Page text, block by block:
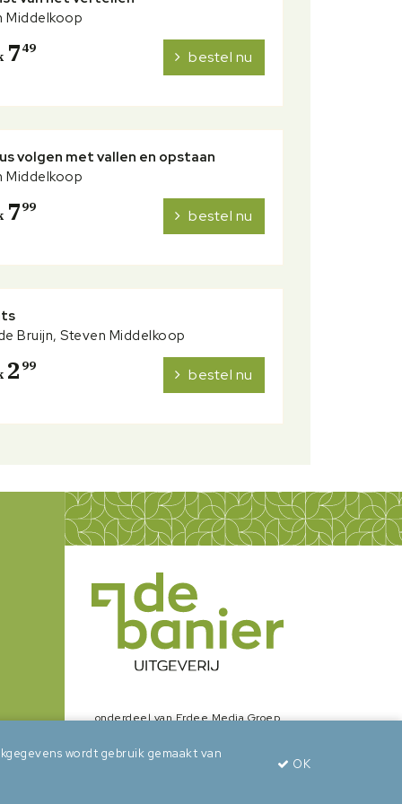
kerk
Middelkoop
749 bestel nu
volgen met vallen en opstaan
Middelkoop
799 bestel nu
Bruijn, Steven Middelkoop
2 99 bestel nu
onderdeel van Erdee Media Groep
wordt gebruik gemaakt van
OK